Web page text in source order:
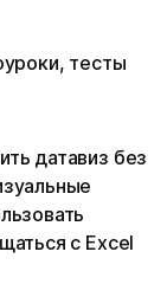
тесты
датавиз без
с Excel